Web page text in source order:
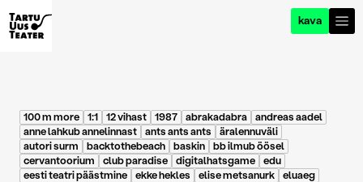
kava
100 m more 1:1 12 vihast 1987 abrakadabra
andreas aadel
anne lahkub annelinnast
ants ants ants
äralennuväli
autori surm
backtothebeach baskin
bb ilmub öösel
cervantoorium
club paradise digitalhatsgame
edu
eesti teatri päästmine
ekke hekles elise metsanurk
eluaeg